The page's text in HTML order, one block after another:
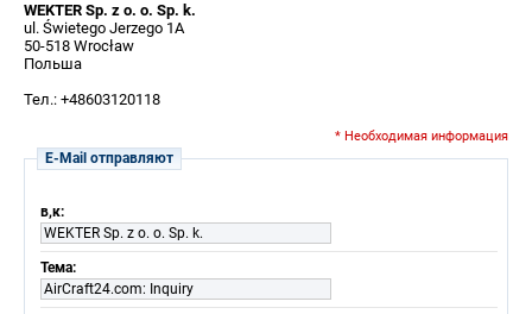
WEKTER Sp. z o. o. Sp. k.
ul. Świetego Jerzego 1A
50-518 Wrocław
Польша
Тел.: +48603120118
* Необходимая информация
E-Mail отправляют
в,к:
WEKTER Sp. z o. o. Sp. k.
Тема:
AirCraft24.com: Inquiry